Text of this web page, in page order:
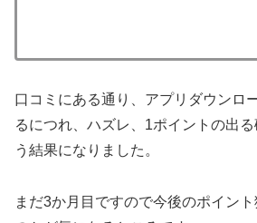
口コミにある通り、アプリダウンロ
るにつれ、ハズレ、1ポイントの出
う結果になりました。
まだ3か月目ですので今後のポイン